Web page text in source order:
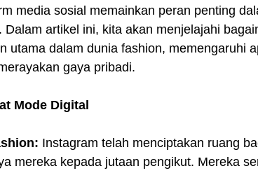
media sosial memainkan peran penting
Dalam artikel ini, kita akan menjelajahi
utama dalam dunia fashion, memengaruhi
gaya pribadi.
Mode Digital
Instagram telah menciptakan ruang
mereka kepada jutaan pengikut. Mereka